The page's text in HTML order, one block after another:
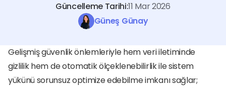
Güncelleme Tarihi:11 Mar 2026
Güneş Günay
Gelişmiş güvenlik önlemleriyle hem veri iletiminde
gizlilik hem de otomatik ölçeklenebilirlik ile sistem
yükünü sorunsuz optimize edebilme imkanı sağlar;